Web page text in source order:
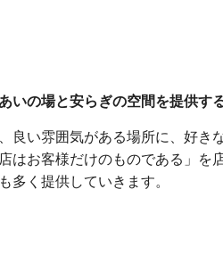
いの場と安らぎの空間を提供す
良い雰囲気がある場所に、好き
はお客様だけのものである」を
多く提供していきます。